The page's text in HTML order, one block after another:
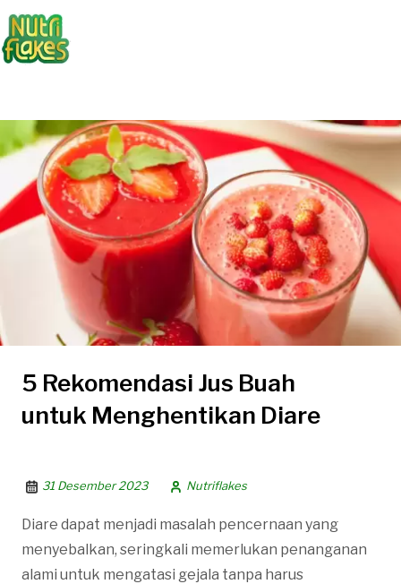
5 Rekomendasi Jus Buah
untuk Menghentikan Diare
31 Desember 2023 Nutriflakes
Diare dapat menjadi masalah pencernaan yang
menyebalkan, seringkali memerlukan penanganan
alami untuk mengatasi gejala tanpa harus